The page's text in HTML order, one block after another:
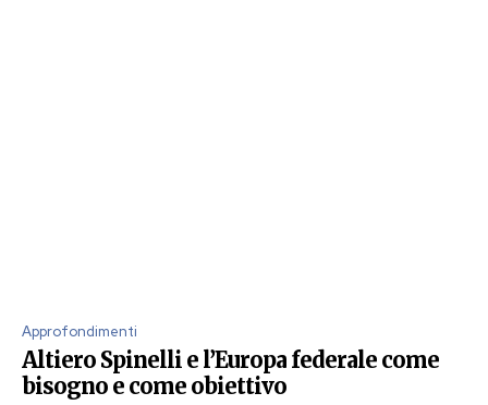
Approfondimenti
Altiero Spinelli e l’Europa federale come
bisogno e come obiettivo